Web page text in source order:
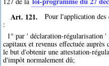
Art. 121.
Pour l'application
:
1° par ' déclaration-régularisation
capitaux et revenus effectuée
le but d'obtenir une attestation-
d'impôt normalement dû;